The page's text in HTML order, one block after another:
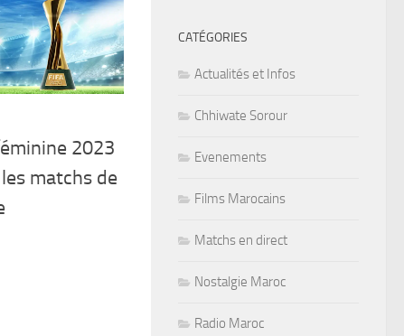
2023
matchs de
CATÉGORIES
Actualités et Infos
Chhiwate Sorour
Evenements
Films Marocains
Matchs en direct
Nostalgie Maroc
Radio Maroc